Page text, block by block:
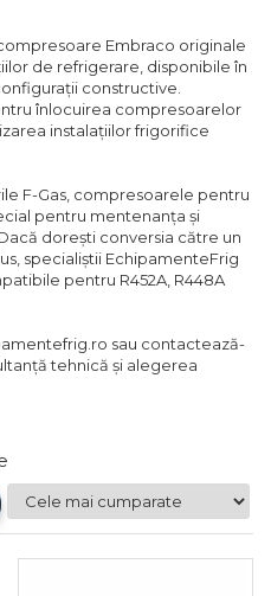
Embraco originale
de refrigerare, disponibile în
constructive.
înlocuirea compresoarelor
instalațiilor frigorifice
F-Gas, compresoarele pentru
pentru mentenanța și
dorești conversia către un
specialiștii EchipamenteFrig
pentru R452A, R448A
sau contactează-
tehnică și alegerea